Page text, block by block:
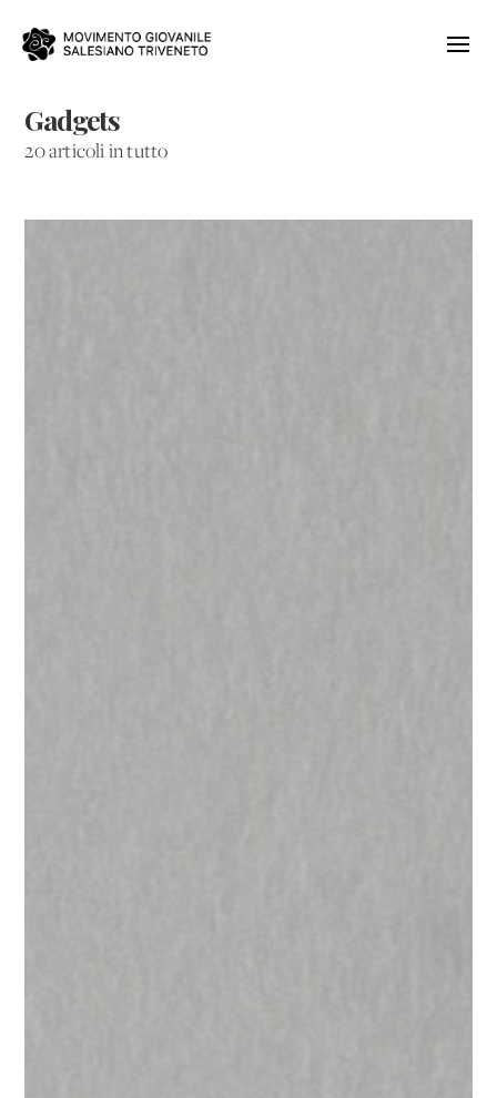
Gadgets
20 articoli in tutto